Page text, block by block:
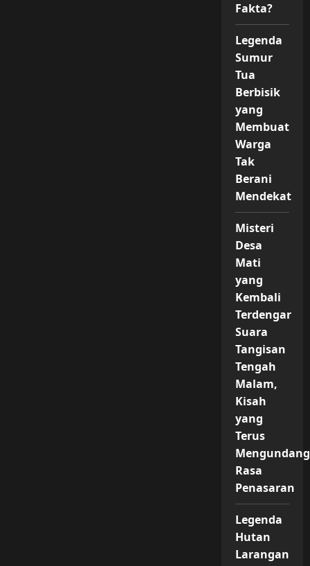
Fakta?
Legenda
Sumur
Tua
Berbisik
yang
Membuat
Warga
Tak
Berani
Mendekat
Misteri
Desa
Mati
yang
Kembali
Terdengar
Suara
Tangisan
Tengah
Malam,
Kisah
yang
Terus
Mengundang
Rasa
Penasaran
Legenda
Hutan
Larangan